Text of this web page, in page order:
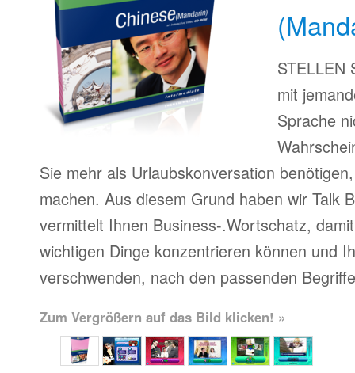
STELLEN
mit
Sprache
Sie mehr als Urlaubskonversation
machen. Aus diesem Grund haben wir Talk
vermittelt Ihnen Business-.Wortschatz,
wichtigen Dinge konzentrieren können und
verschwenden, nach den passenden
Zum Vergrößern auf das Bild klicken! »